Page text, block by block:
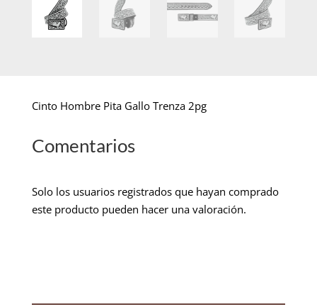
Cinto Hombre Pita Gallo Trenza 2pg
Comentarios
Solo los usuarios registrados que hayan comprado
este producto pueden hacer una valoración.